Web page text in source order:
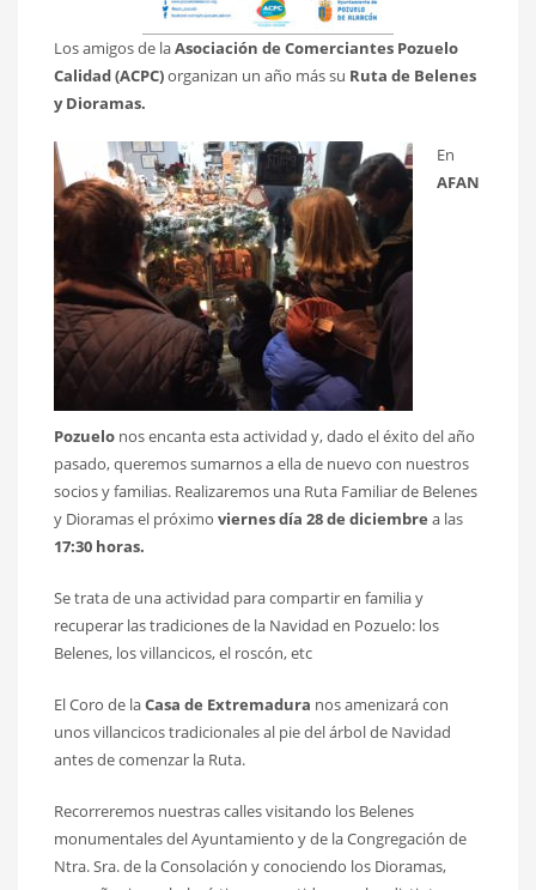
Los amigos de laAsociación de Comerciantes Pozuelo
Calidad (ACPC)organizan un año más su Ruta de Belenes
y Dioramas.
En
AFAN
Pozuelo nos encanta esta actividad y, dado el éxito del año
pasado, queremos sumarnos a ella de nuevo con nuestros
socios y familias. Realizaremos una Ruta Familiar de Belenes
y Dioramas el próximo viernes día 28 de diciembre a las
17:30 horas.
Se trata de una actividad para compartir en familia y
recuperar las tradiciones de la Navidad en Pozuelo: los
Belenes, los villancicos, el roscón, etc
El Coro de laCasa de Extremadura nos amenizará con
unos villancicos tradicionales al pie del árbol de Navidad
antes de comenzar la Ruta.
Recorreremos nuestras calles visitando los Belenes
monumentales del Ayuntamiento y de la Congregación de
Ntra. Sra. de la Consolación y conociendo los Dioramas,